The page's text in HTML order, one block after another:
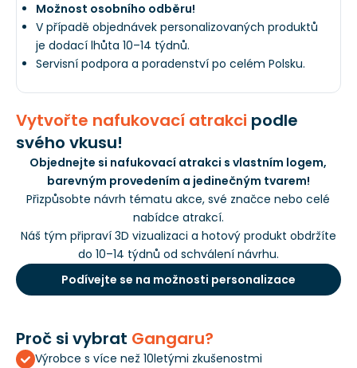
Možnost osobního odběru!
V případě objednávek personalizovaných produktů
je dodací lhůta 10–14 týdnů.
Servisní podpora a poradenství po celém Polsku.
Vytvořte nafukovací atrakci podle
svého vkusu!
Objednejte si nafukovací atrakci s vlastním logem,
barevným provedením a jedinečným tvarem!
Přizpůsobte návrh tématu akce, své značce nebo celé
nabídce atrakcí.
Náš tým připraví 3D vizualizaci a hotový produkt obdržíte
do 10–14 týdnů od schválení návrhu.
Podívejte se na možnosti personalizace
Proč si vybrat Gangaru?
Výrobce s více než 10letými zkušenostmi